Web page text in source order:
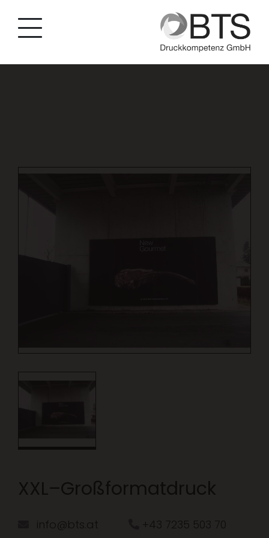
"DLG"
XXL–Großformatdruck
info@bts.at +43 7235 503 70